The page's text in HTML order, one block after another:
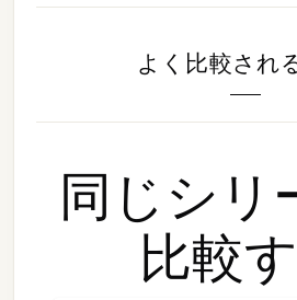
よく比較され
同じシリ
比較